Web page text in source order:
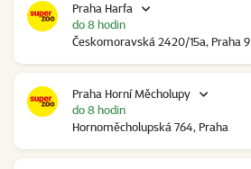
Praha Harfa
Českomoravská 2420/15a, Praha 9
do 8 hodin
Praha Horní Měcholupy
Hornoměcholupská 764, Praha
do 8 hodin